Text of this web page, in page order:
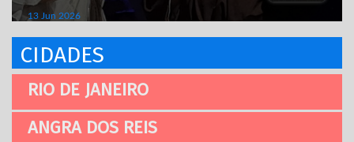
13 Jun 2026
CIDADES
RIO DE JANEIRO
ANGRA DOS REIS